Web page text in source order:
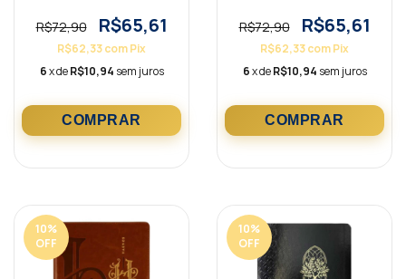
R$72,90
R$65,61
R$62,33comPix
6x deR$10,94 sem juros
R$72,90
R$65,61
R$62,33comPix
6x deR$10,94 sem juros
10%
OFF
10%
OFF